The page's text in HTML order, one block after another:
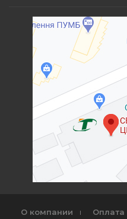
О компании Оплата